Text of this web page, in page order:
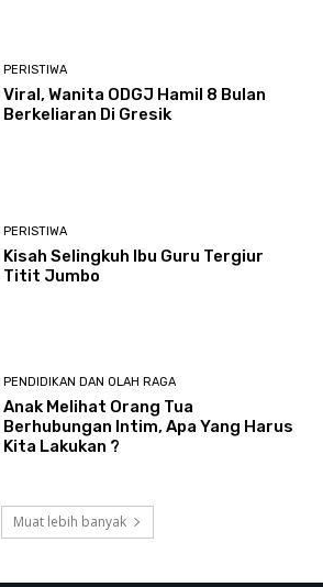
PERISTIWA
Viral, Wanita ODGJ Hamil 8 Bulan
Berkeliaran Di Gresik
PERISTIWA
Kisah Selingkuh Ibu Guru Tergiur
Titit Jumbo
PENDIDIKAN DAN OLAH RAGA
Anak Melihat Orang Tua
Berhubungan Intim, Apa Yang Harus
Kita Lakukan ?
Muat lebih banyak